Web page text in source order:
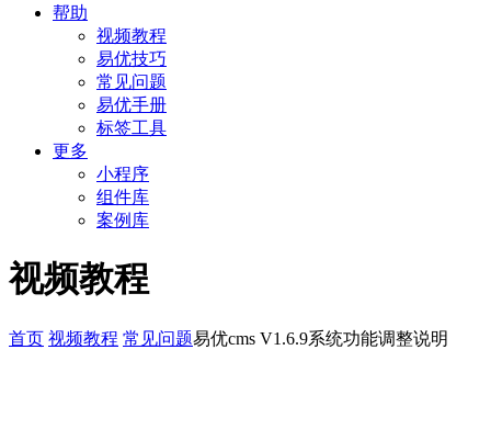
帮助
视频教程
易优技巧
常见问题
易优手册
标签工具
更多
小程序
组件库
案例库
视频教程
首页 视频教程 常见问题易优cms V1.6.9系统功能调整说明